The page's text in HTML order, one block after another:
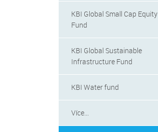
KBI Global Small Cap Equity
Fund
KBI Global Sustainable
Infrastructure Fund
KBI Water fund
Více...